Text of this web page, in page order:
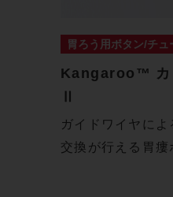
胃ろう用ボタン/チュ
Kangaroo™ カ
ガイドワイヤに
交換が行える胃